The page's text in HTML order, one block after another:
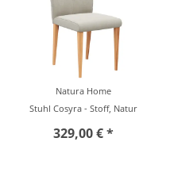
Natura Home
Stuhl Cosyra - Stoff, Natur
329,00 € *